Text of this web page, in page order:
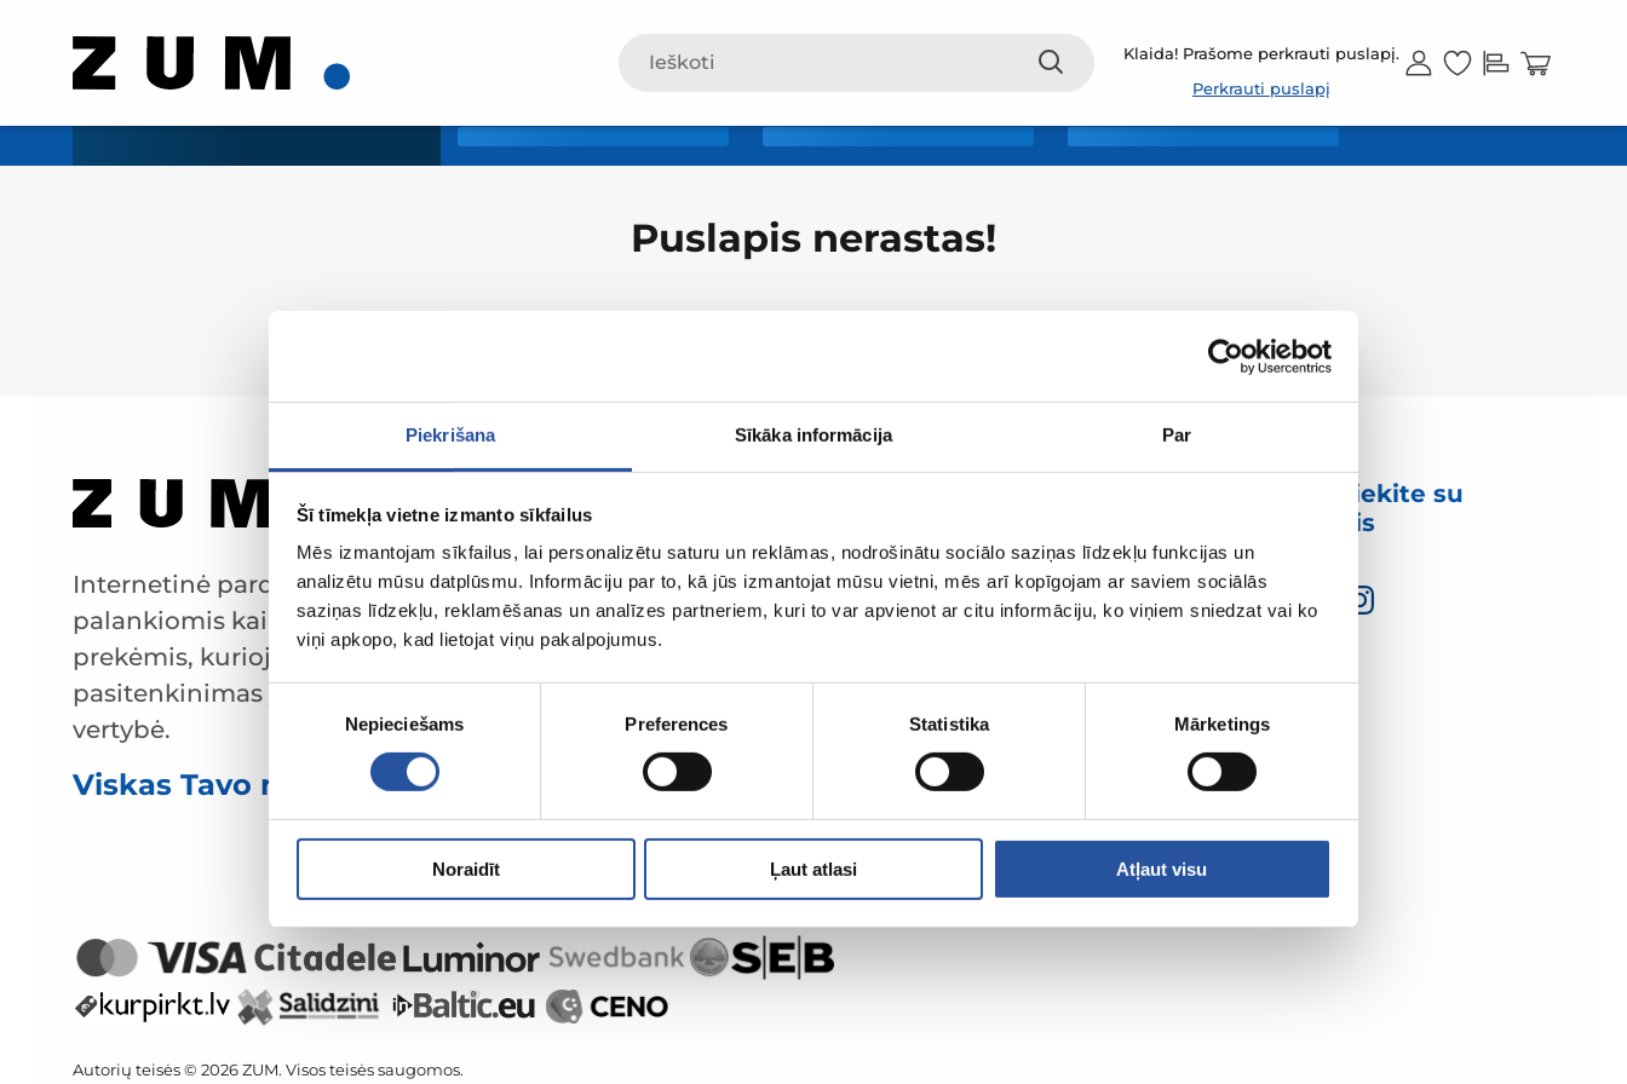
Piekrišana Sīkāka informācija Par
Šī tīmekļa vietne izmanto sīkfailus
Mēs izmantojam sīkfailus, lai personalizētu saturu un reklāmas, nodrošinātu sociālo saziņas līdzekļu funkcijas un
analizētu mūsu datplūsmu. Informāciju par to, kā jūs izmantojat mūsu vietni, mēs arī kopīgojam ar saviem sociālās
saziņas līdzekļu, reklamēšanas un analīzes partneriem, kuri to var apvienot ar citu informāciju, ko viņiem sniedzat vai ko
viņi apkopo, kad lietojat viņu pakalpojumus.
Nepieciešams Preferences Statistika Mārketings
Noraidīt Ļaut atlasi Atļaut visu
Klaida! Prašome perkrauti puslapį.
Perkrauti puslapį
Puslapis nerastas!
Internetinė parduotuvė su
palankiomis kainomis ir kokybiškomis
prekėmis, kurioje klientų
pasitenkinimas yra mūsų pagrindinė
vertybė.
Viskas Tavo namams ir sodui!
Susisiekite su
mumis
Autorių teisės © 2026 ZUM. Visos teisės saugomos.